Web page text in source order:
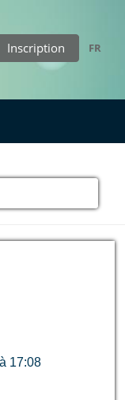
Inscription FR
17:08